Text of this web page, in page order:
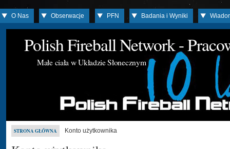
O Nas Obserwacje PFN Badania i Wyniki
Polish Fireball Network -
Małe ciała w Układzie Słonecznym
STRONA GŁÓWNA Konto użytkownika